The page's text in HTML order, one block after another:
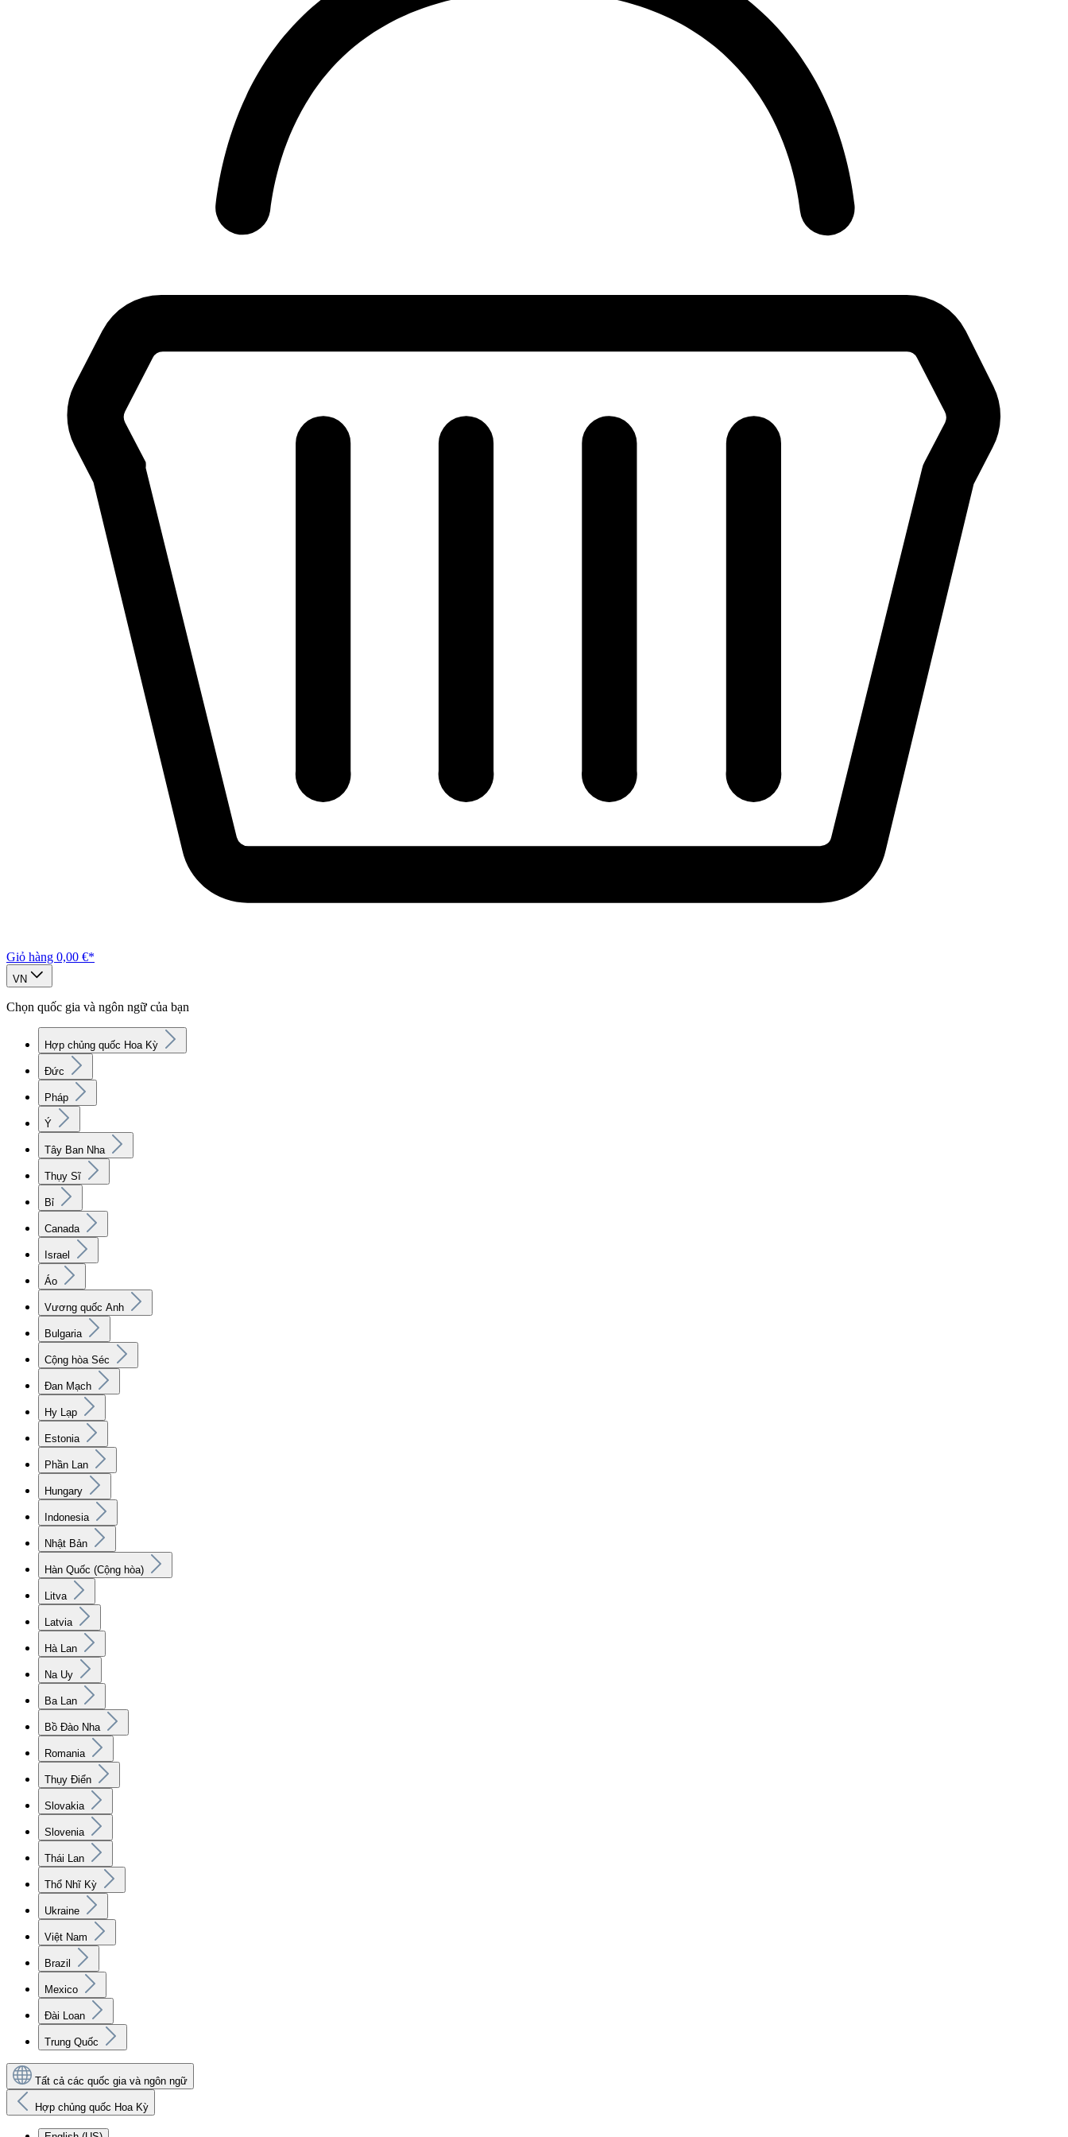
Giỏ hàng 0,00 €*
VN
Chọn quốc gia và ngôn ngữ của bạn
Hợp chủng quốc Hoa Kỳ
Đức
Pháp
Ý
Tây Ban Nha
Thụy Sĩ
Bỉ
Canada
Israel
Áo
Vương quốc Anh
Bulgaria
Cộng hòa Séc
Đan Mạch
Hy Lạp
Estonia
Phần Lan
Hungary
Indonesia
Nhật Bản
Hàn Quốc (Cộng hòa)
Litva
Latvia
Hà Lan
Na Uy
Ba Lan
Bồ Đào Nha
Romania
Thụy Điển
Slovakia
Slovenia
Thái Lan
Thổ Nhĩ Kỳ
Ukraine
Việt Nam
Brazil
Mexico
Đài Loan
Trung Quốc
Tất cả các quốc gia và ngôn ngữ
Hợp chủng quốc Hoa Kỳ